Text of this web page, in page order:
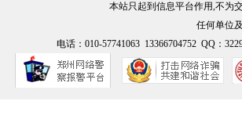
本站只起到信息平台作用,不为
任何单位
电话：010-57741063 13366704752 QQ：